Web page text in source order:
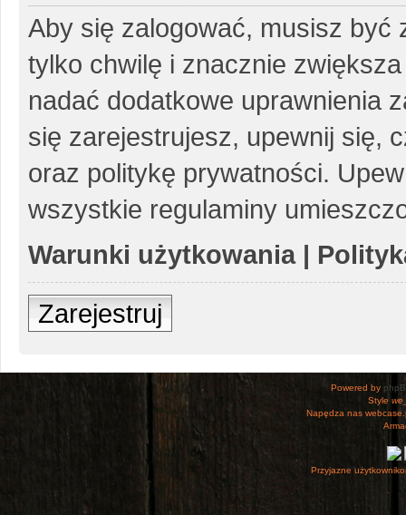
Aby się zalogować, musisz być
tylko chwilę i znacznie
nadać dodatkowe uprawnienia
się zarejestrujesz, upewnij się,
oraz politykę prywatności.
wszystkie regulaminy
Warunki użytkowania|
Zarejestruj
Powered by
Style
Napędza nas
Przyjazne